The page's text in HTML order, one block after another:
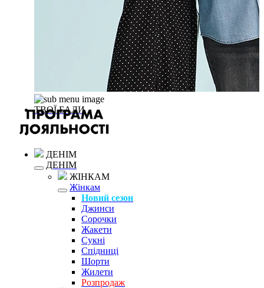
ТВОЇ БАЛИ
ДЕНІМ
ДЕНІМ
ЖІНКАМ
Жінкам
Новий сезон
Джинси
Сорочки
Жакети
Сукні
Спідниці
Шорти
Жилети
Розпродаж